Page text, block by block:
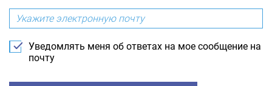
Уведомлять меня об ответах на мое сообщение на
почту